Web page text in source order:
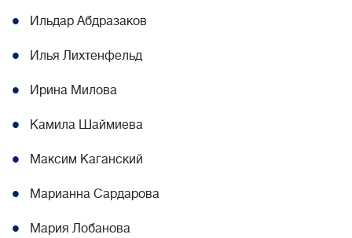
Ильдар Абдразаков
Илья Лихтенфельд
Ирина Милова
Камила Шаймиева
Максим Каганский
Марианна Сардарова
Мария Лобанова